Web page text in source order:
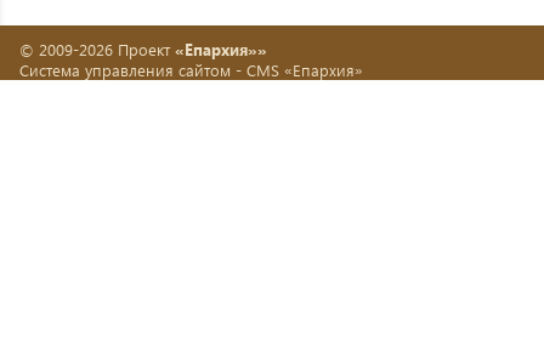
© 2009-2026 Проект «Епархия»»
Система управления сайтом - CMS «Епархия»